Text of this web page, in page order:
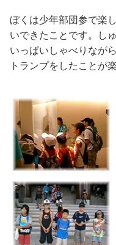
ぼくは少年部団参で楽
いできたことです。し
いっぱいしゃべりなが
トランプをしたこと